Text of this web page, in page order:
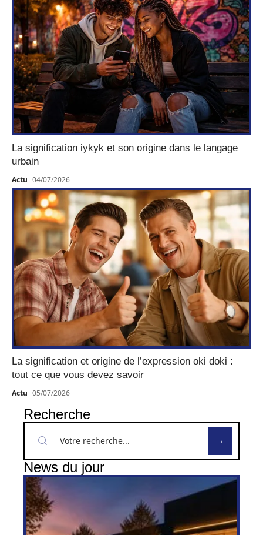
La signification iykyk et son origine dans le langage
urbain
Actu 04/07/2026
La signification et origine de l’expression oki doki :
tout ce que vous devez savoir
Actu 05/07/2026
Recherche
News du jour